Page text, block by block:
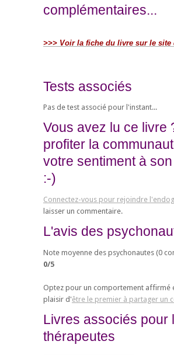
complémentaires...
>>> Voir la fiche du livre sur le site
Tests associés
Pas de test associé pour l'instant...
Vous avez lu ce livre
profiter la
votre sentiment à
:-)
Connectez-vous pour rejoindre
laisser un commentaire.
L'avis des
Note moyenne des psychonautes (0
0/5
Optez pour un comportement affirmé
plaisir d'être le premier à partager un
Livres associés pour
thérapeutes